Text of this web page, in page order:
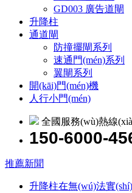
GD003 廣告道閘
升降柱
通道閘
防撞擺閘系列
速通門(mén)系列
翼閘系列
開(kāi)門(mén)機
人行小門(mén)
全國服務(wù)熱線
150-6000-
推薦新聞
升降柱在無(wú)法實